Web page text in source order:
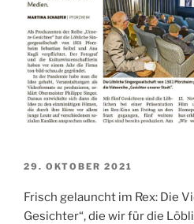
VERÖFFENTLICHT
29. OKTOBER 2021
Frisch gelauncht im Rex: Die
Gesichter“, die wir für die